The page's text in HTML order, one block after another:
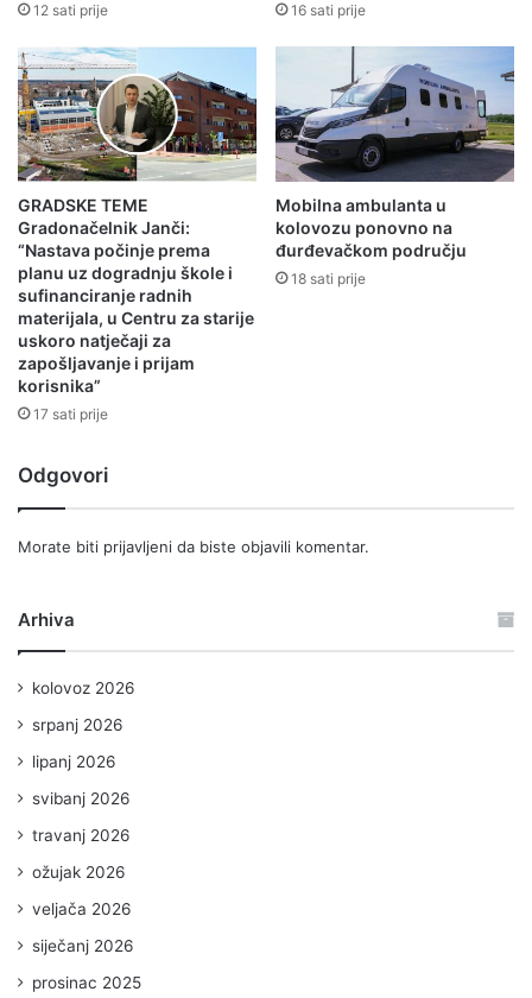
12 sati prije 16 sati prije
GRADSKE TEME
Gradonačelnik Janči:
“Nastava počinje prema
planu uz dogradnju škole i
sufinanciranje radnih
materijala, u Centru za starije
uskoro natječaji za
zapošljavanje i prijam
korisnika”
17 sati prije
Mobilna ambulanta u
kolovozu ponovno na
đurđevačkom području
18 sati prije
Odgovori
Morate biti prijavljeni da biste objavili komentar.
Arhiva
kolovoz 2026
srpanj 2026
lipanj 2026
svibanj 2026
travanj 2026
ožujak 2026
veljača 2026
siječanj 2026
prosinac 2025